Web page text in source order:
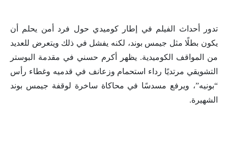
تدور أحداث الفيلم في إطار كوميدي حول فرد أمن يحلم أن
يكون بطلًا مثل جيمس بوند، لكنه يفشل في ذلك ويتعرض للعديد
من المواقف الكوميدية. يظهر أكرم حسني في مقدمة البوستر
التشويقي مرتديًا رداء استحمام وزعانف في قدميه وغطاء رأس
“بونيه”، ويرفع مسدسًا في محاكاة ساخرة لوقفة جيمس بوند
الشهيرة.